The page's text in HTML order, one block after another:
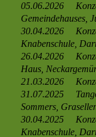
05.06.2026
Gemeindehauses,
30.04.2026
Knabenschule,
26.04.2026
Haus,
21.03.2026
31.07.2025
Sommers,
30.04.2025
Knabenschule,